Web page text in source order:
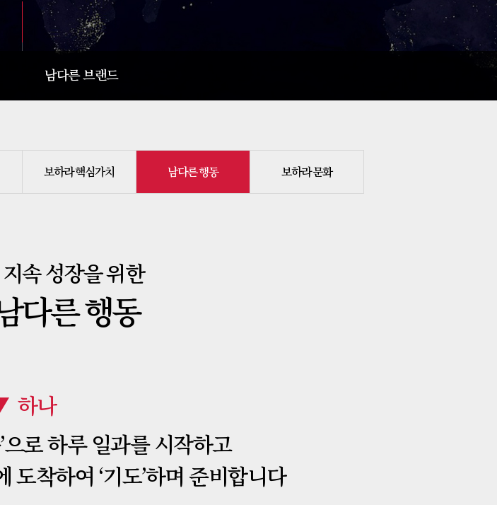
남다른 브랜드
남다른 메뉴
보하라 핵심가치 남다른 행동 보하라 문화
속 성장을 위한
다른 행동
하나
으로 하루 일과를 시작하고
착하여 ‘기도’하며 준비합니다